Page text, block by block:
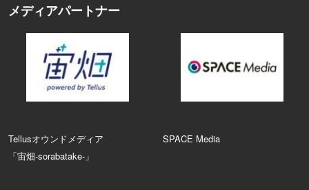
メディアパートナー
Tellusオウンドメディア
「宙畑-sorabatake-」
SPACE Media